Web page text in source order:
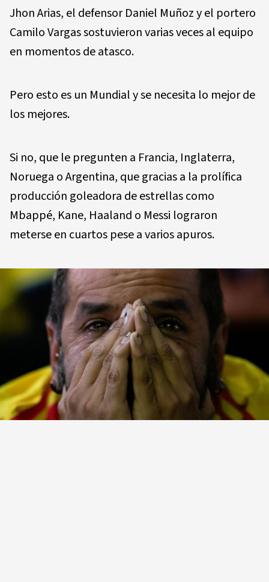
Jhon Arias, el defensor Daniel Muñoz y el portero
Camilo Vargas sostuvieron varias veces al equipo
en momentos de atasco.
Pero esto es un Mundial y se necesita lo mejor de
los mejores.
Si no, que le pregunten a Francia, Inglaterra,
Noruega o Argentina, que gracias a la prolífica
producción goleadora de estrellas como
Mbappé, Kane, Haaland o Messi lograron
meterse en cuartos pese a varios apuros.